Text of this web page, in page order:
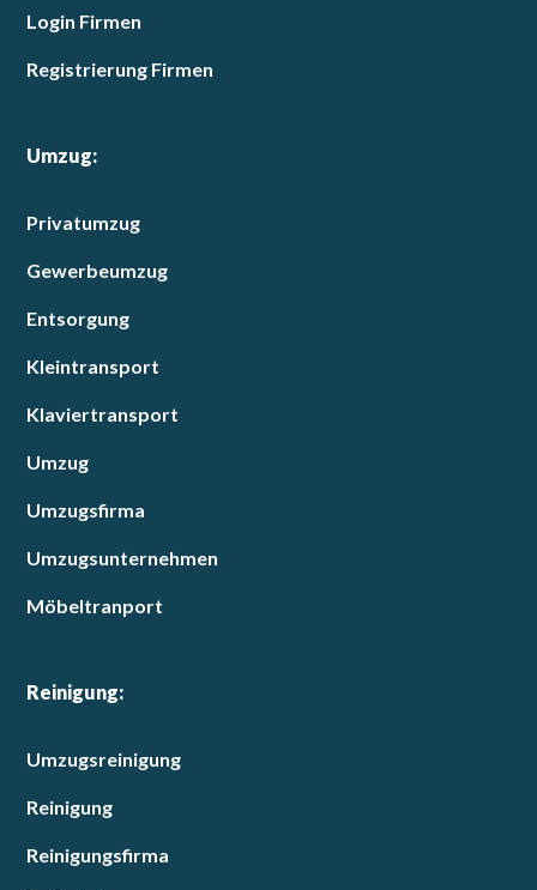
Login Firmen
Registrierung Firmen
Umzug:
Privatumzug
Gewerbeumzug
Entsorgung
Kleintransport
Klaviertransport
Umzug
Umzugsfirma
Umzugsunternehmen
Möbeltranport
Reinigung:
Umzugsreinigung
Reinigung
Reinigungsfirma